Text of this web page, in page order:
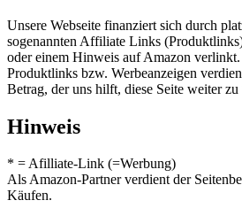
Unsere Webseite finanziert sich durch
sogenannten Affiliate Links
oder einem Hinweis auf Amazon
Produktlinks bzw. Werbeanzeigen
Betrag, der uns hilft, diese Seite weiter zu
Hinweis
* = Afilliate-Link (=Werbung)
Als Amazon-Partner verdient der
Käufen.